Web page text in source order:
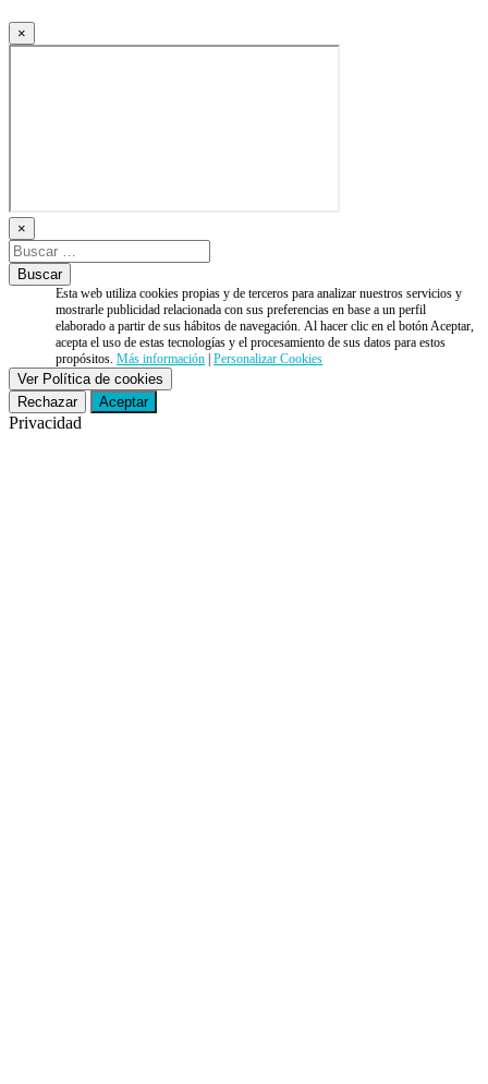
×
×
Esta web utiliza cookies propias y de terceros para analizar nuestros servicios y
mostrarle publicidad relacionada con sus preferencias en base a un perfil
elaborado a partir de sus hábitos de navegación. Al hacer clic en el botón Aceptar,
acepta el uso de estas tecnologías y el procesamiento de sus datos para estos
propósitos.Más información |Personalizar Cookies
Ver Política de cookies
Rechazar
Aceptar
Privacidad